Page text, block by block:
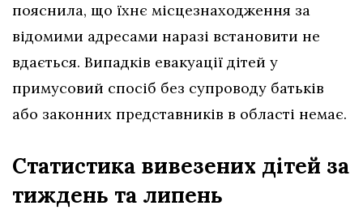
пояснила, що їхнє місцезнаходження за
відомими адресами наразі встановити не
вдається. Випадків евакуації дітей у
примусовий спосіб без супроводу батьків
або законних представників в області немає.
Статистика вивезених дітей за
тиждень та липень